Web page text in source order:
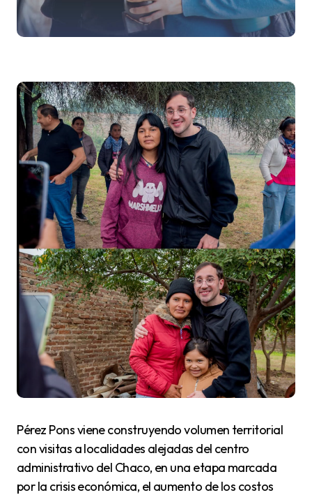
Pérez Pons viene construyendo volumen territorial
con visitas a localidades alejadas del centro
administrativo del Chaco, en una etapa marcada
por la crisis económica, el aumento de los costos